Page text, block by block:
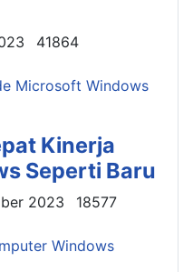
41864
Kinerja
Seperti Baru
2023 18577